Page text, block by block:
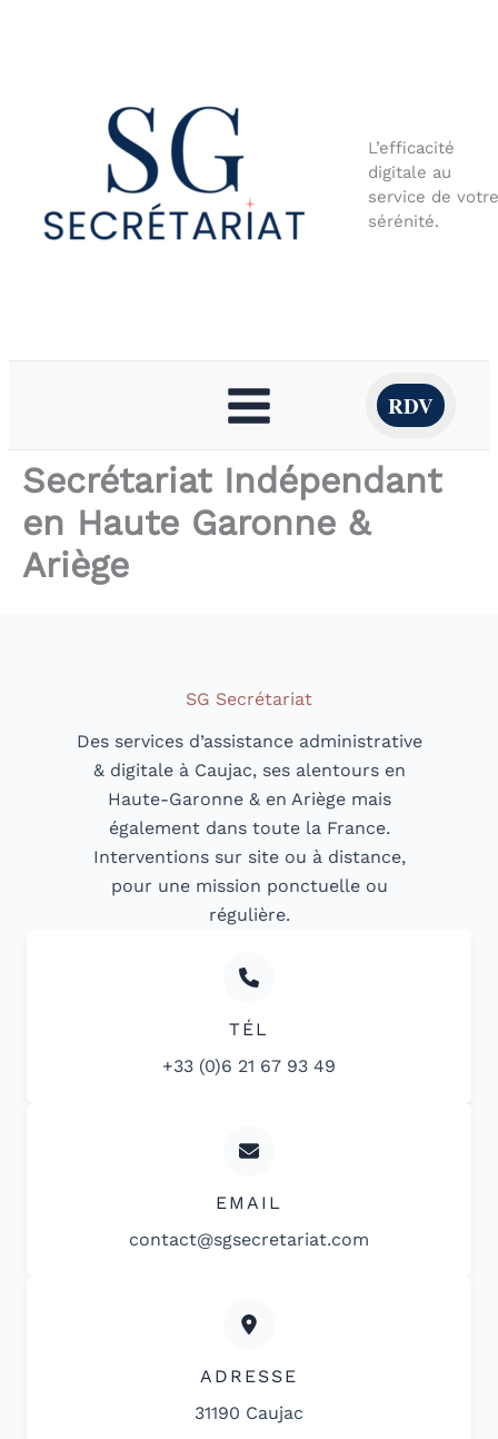
L’efficacité
digitale au
service de votre
sérénité.
RDV
Secrétariat Indépendant
en Haute Garonne &
Ariège
SG Secrétariat
Des services d’assistance administrative
& digitale à Caujac, ses alentours en
Haute-Garonne & en Ariège mais
également dans toute la France.
Interventions sur site ou à distance,
pour une mission ponctuelle ou
régulière.
TÉL
+33 (0)6 21 67 93 49
EMAIL
contact@sgsecretariat.com
ADRESSE
31190 Caujac